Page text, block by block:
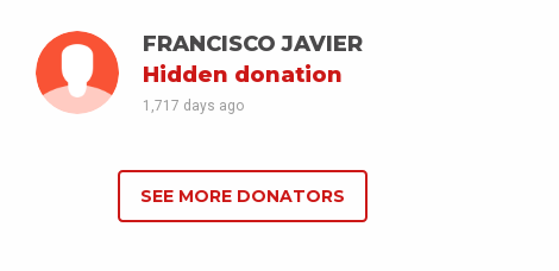
FRANCISCO JAVIER
Hidden donation
1,717 days ago
SEE MORE DONATORS